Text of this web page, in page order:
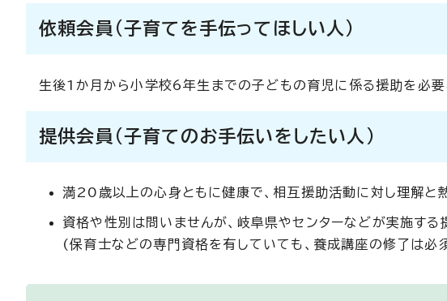
依頼会員(子育てを手伝ってほしい人)
生後1か月から小学校6年生までの子どもの育児に係る援助を必要
提供会員(子育てのお手伝いをしたい人)
満20歳以上の心身ともに健康で、相互援助活動に対し理解と
資格や性別は問いませんが、岐阜県やセンターなどが実施する
(保育士などの専門資格を有していても、養成講座の修了は必